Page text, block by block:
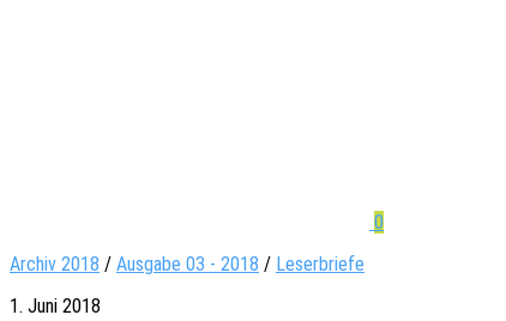
0
Archiv 2018 / Ausgabe 03 - 2018 / Leserbriefe
1. Juni 2018